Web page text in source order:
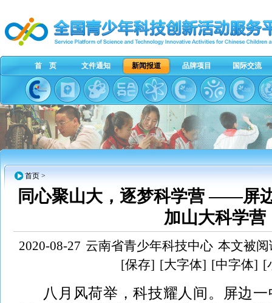
首 页 文件通知 新闻报道 品牌项目 国际交流
首页 >
同心聚山大，逐梦科学营 ——屏
加山大科学营
2020-08-27 云南省青少年科技中心 本文被阅
[保存] [大字体] [中字体] [
八月风荷举，科技耀人间。屏边一